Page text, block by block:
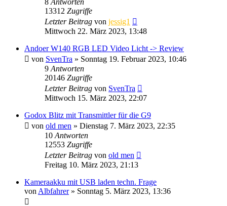
13312 Zugriffe
Letzter Beitrag von jessig1
Mittwoch 22. März 2023, 13:48
Andoer W140 RGB LED Video Licht -> Review
von SvenTra » Sonntag 19. Februar 2023, 10:46
9 Antworten
20146 Zugriffe
Letzter Beitrag von SvenTra
Mittwoch 15. März 2023, 22:07
Godox Blitz mit Transmittler für die G9
von old men » Dienstag 7. März 2023, 22:35
10 Antworten
12553 Zugriffe
Letzter Beitrag von old men
Freitag 10. März 2023, 21:13
Kameraakku mit USB laden techn. Frage
von Albfahrer» Sonntag 5. März 2023, 13:36